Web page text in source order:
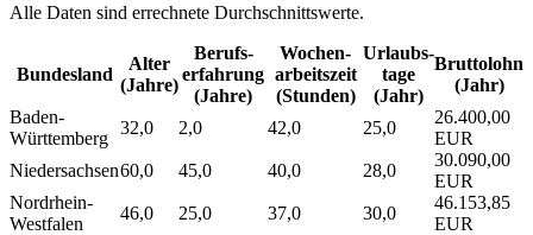
Alle Daten sind errechnete Durchschnittswerte.
Bundesland
Alter
(Jahre)
Berufs­
erfahrung
(Jahre)
Wochen­
arbeitszeit
(Stunden)
Urlaubs­
tage
(Jahr)
Bruttolohn
(Jahr)
Baden-
Württemberg
32,0 2,0 42,0 25,0
26.400,00
EUR
Niedersachsen60,0 45,0 40,0 28,0
30.090,00
EUR
Nordrhein-
Westfalen
46,0 25,0 37,0 30,0
46.153,85
EUR